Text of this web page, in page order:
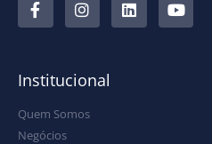
Institucional
Quem Somos
Negócios